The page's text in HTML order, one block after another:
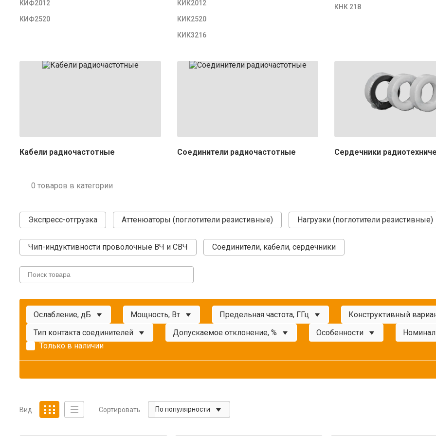
КИФ2012
КИФ2520
КИК2012
КИК2520
КИК3216
КНК 218
Кабели радиочастотные Соединители радиочастотные Сердечники
0 товаров в категории
Экспресс-отгрузка Аттенюаторы (поглотители резистивные) Нагрузки (поглотители резистивные)
Чип-индуктивности проволочные ВЧ и СВЧ Соединители, кабели, сердечники
Ослабление, дБ Мощность, Вт Предельная частота, ГГц Конструктивный
Тип контакта соединителей
Допускаемое отклонение, % Особенности
Только в наличии
Вид Сортировать По популярности